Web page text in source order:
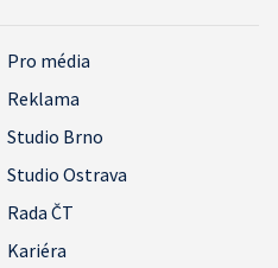
Pro média
Reklama
Studio Brno
Studio Ostrava
Rada ČT
Kariéra